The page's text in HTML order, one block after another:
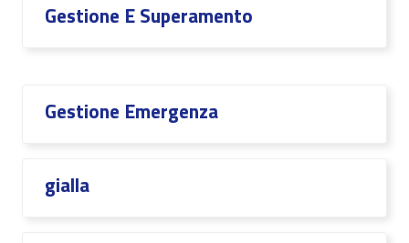
Gestione E Superamento
Gestione Emergenza
gialla